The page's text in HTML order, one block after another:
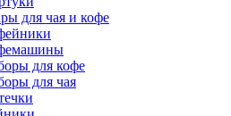
для чая и кофе
для кофе
для чая